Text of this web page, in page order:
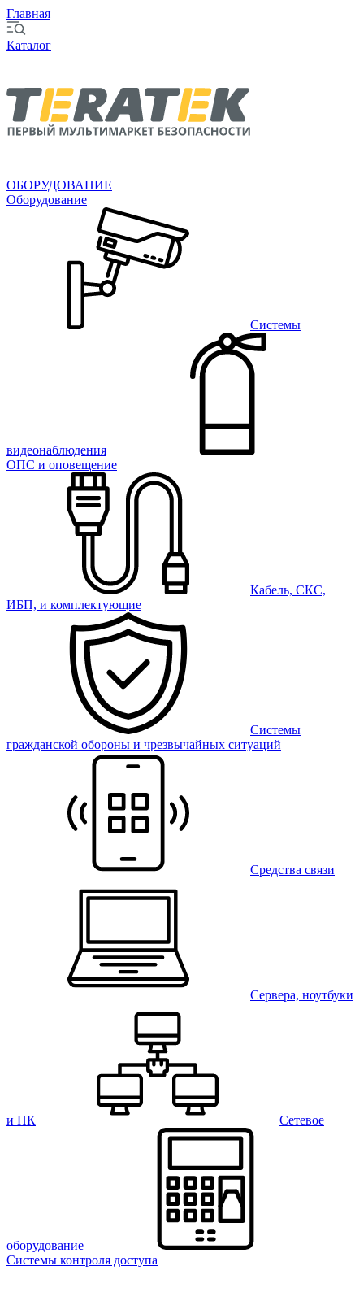
Главная
Каталог
ОБОРУДОВАНИЕ
Оборудование
Системы
видеонаблюдения
ОПС и оповещение
Кабель, СКС,
ИБП, и комплектующие
Системы
гражданской обороны и чрезвычайных ситуаций
Средства связи
Сервера, ноутбуки
и ПК Сетевое
оборудование
Системы контроля доступа